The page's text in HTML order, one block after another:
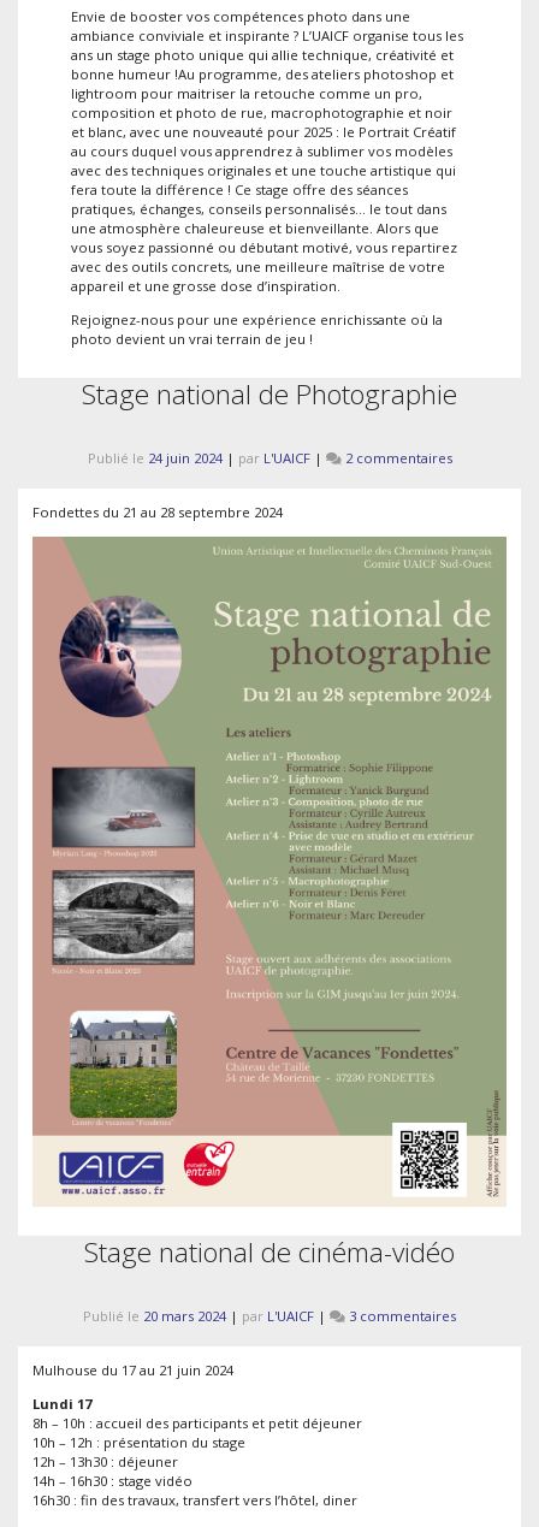
Envie de booster vos compétences photo dans une
ambiance conviviale et inspirante ? L’UAICF organise tous les
ans un stage photo unique qui allie technique, créativité et
bonne humeur !Au programme, des ateliers photoshop et
lightroom pour maitriser la retouche comme un pro,
composition et photo de rue, macrophotographie et noir
et blanc, avec une nouveauté pour 2025 : le Portrait Créatif
au cours duquel vous apprendrez à sublimer vos modèles
avec des techniques originales et une touche artistique qui
fera toute la différence ! Ce stage offre des séances
pratiques, échanges, conseils personnalisés… le tout dans
une atmosphère chaleureuse et bienveillante. Alors que
vous soyez passionné ou débutant motivé, vous repartirez
avec des outils concrets, une meilleure maîtrise de votre
appareil et une grosse dose d’inspiration.
Rejoignez-nous pour une expérience enrichissante où la
photo devient un vrai terrain de jeu !
Stage national de Photographie
Publié le 24 juin 2024| par L'UAICF| 2 commentairessur
Fondettes du 21 au 28 septembre 2024
Stage national de cinéma-vidéo
Publié le 20 mars 2024| par L'UAICF | 3 commentairessur
Mulhouse du 17 au 21 juin 2024
Lundi 17
8h – 10h : accueil des participants et petit déjeuner
10h – 12h : présentation du stage
12h – 13h30 : déjeuner
14h – 16h30 : stage vidéo
16h30 : fin des travaux, transfert vers l’hôtel, diner